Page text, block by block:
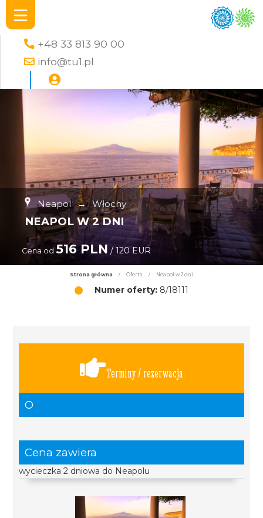
+48 33 813 90 00
info@tu1.pl
Neapol → Włochy
NEAPOL W 2 DNI
Cena od 516 PLN/ 120 EUR
Strona główna / Oferta / Neapol w 2 dni
Numer oferty: 8/18111
Terminy / rezerwacja
O
Cena zawiera
wycieczka 2 dniowa do Neapolu